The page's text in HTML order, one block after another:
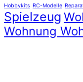
Hobbykits RC-Modelle
Spielzeug
Wohnung